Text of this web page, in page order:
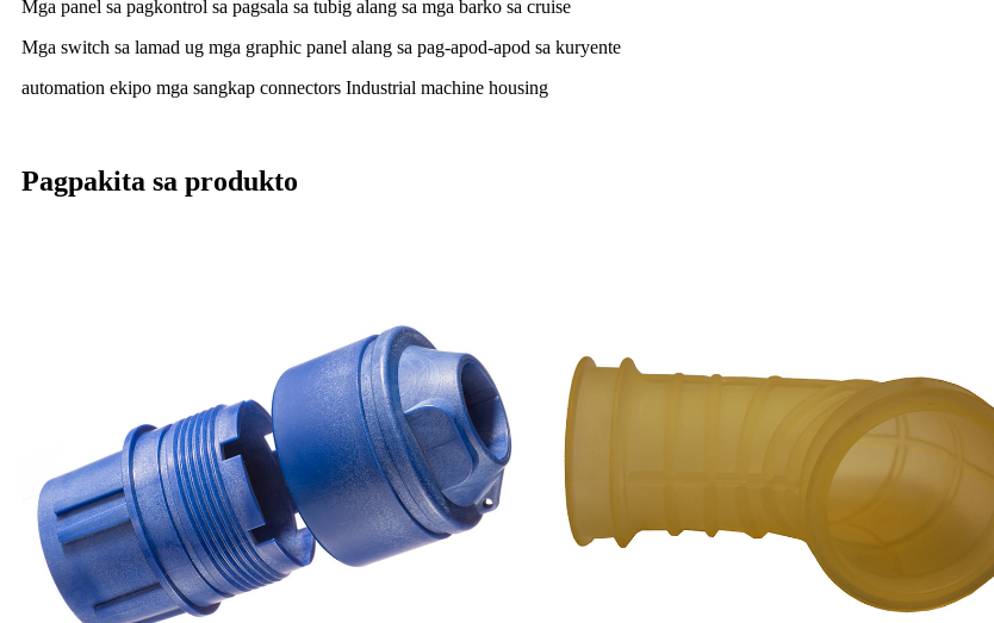
Mga panel sa pagkontrol sa pagsala sa tubig alang sa mga barko sa cruise
Mga switch sa lamad ug mga graphic panel alang sa pag-apod-apod sa kuryente
automation ekipo mga sangkap connectors Industrial machine housing
Pagpakita sa produkto